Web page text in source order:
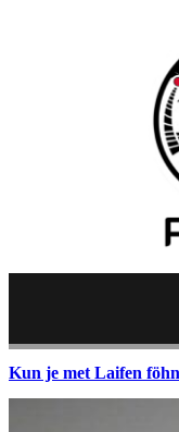
Kun je met Laifen